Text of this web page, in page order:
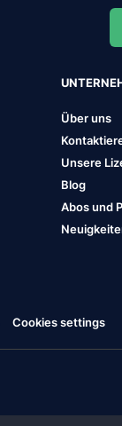
Über uns
Unsere
Blog
Abos und
Cookies settings